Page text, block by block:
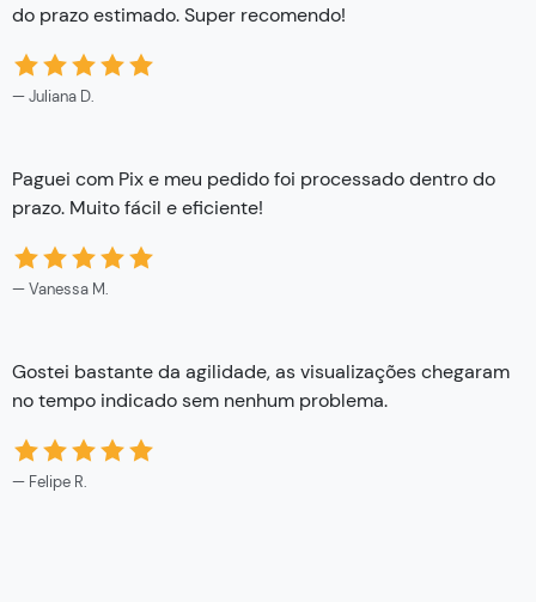
do prazo estimado. Super recomendo!
Juliana D.
Paguei com Pix e meu pedido foi processado dentro do
prazo. Muito fácil e eficiente!
Vanessa M.
Gostei bastante da agilidade, as visualizações chegaram
no tempo indicado sem nenhum problema.
Felipe R.